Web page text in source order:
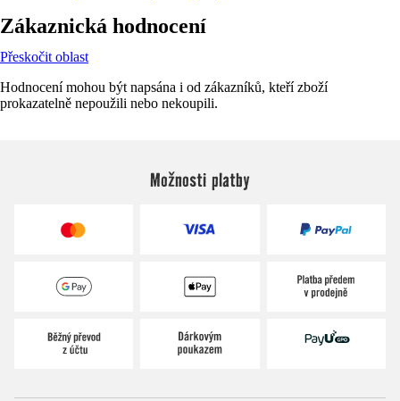
Zákaznická hodnocení
Přeskočit oblast
Hodnocení mohou být napsána i od zákazníků, kteří zboží
prokazatelně nepoužili nebo nekoupili.
Možnosti platby